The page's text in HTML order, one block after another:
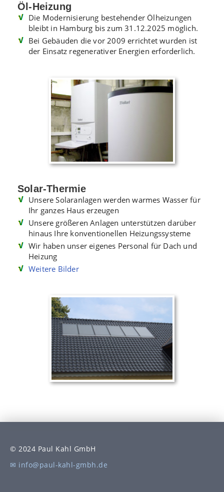
Öl-Heizung
Die Modernisierung bestehender Ölheizungen
bleibt in Hamburg bis zum 31.12.2025 möglich.
Bei Gebäuden die vor 2009 errichtet wurden ist
der Einsatz regenerativer Energien erforderlich.
Solar-Thermie
Unsere Solaranlagen werden warmes Wasser für
Ihr ganzes Haus erzeugen
Unsere größeren Anlagen unterstützen darüber
hinaus Ihre konventionellen Heizungssysteme
Wir haben unser eigenes Personal für Dach und
Heizung
Weitere Bilder
© 2024 Paul Kahl GmbH
✉ info@paul-kahl-gmbh.de